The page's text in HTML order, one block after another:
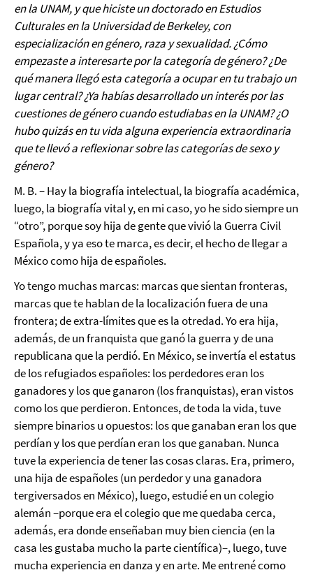
en la UNAM, y que hiciste un doctorado en Estudios
Culturales en la Universidad de Berkeley, con
especialización en género, raza y sexualidad. ¿Cómo
empezaste a interesarte por la categoría de género? ¿De
qué manera llegó esta categoría a ocupar en tu trabajo un
lugar central? ¿Ya habías desarrollado un interés por las
cuestiones de género cuando estudiabas en la UNAM? ¿O
hubo quizás en tu vida alguna experiencia extraordinaria
que te llevó a reflexionar sobre las categorías de sexo y
género?
M. B. – Hay la biografía intelectual, la biografía académica,
luego, la biografía vital y, en mi caso, yo he sido siempre un
“otro”, porque soy hija de gente que vivió la Guerra Civil
Española, y ya eso te marca, es decir, el hecho de llegar a
México como hija de españoles.
Yo tengo muchas marcas: marcas que sientan fronteras,
marcas que te hablan de la localización fuera de una
frontera; de extra-límites que es la otredad. Yo era hija,
además, de un franquista que ganó la guerra y de una
republicana que la perdió. En México, se invertía el estatus
de los refugiados españoles: los perdedores eran los
ganadores y los que ganaron (los franquistas), eran vistos
como los que perdieron. Entonces, de toda la vida, tuve
siempre binarios u opuestos: los que ganaban eran los que
perdían y los que perdían eran los que ganaban. Nunca
tuve la experiencia de tener las cosas claras. Era, primero,
una hija de españoles (un perdedor y una ganadora
tergiversados en México), luego, estudié en un colegio
alemán –porque era el colegio que me quedaba cerca,
además, era donde enseñaban muy bien ciencia (en la
casa les gustaba mucho la parte científica)–, luego, tuve
mucha experiencia en danza y en arte. Me entrené como